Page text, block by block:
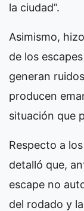
la ciudad”.
Asimismo,
de los
generan
producen
situación que
Respecto a
detalló que,
escape no
del rodado y